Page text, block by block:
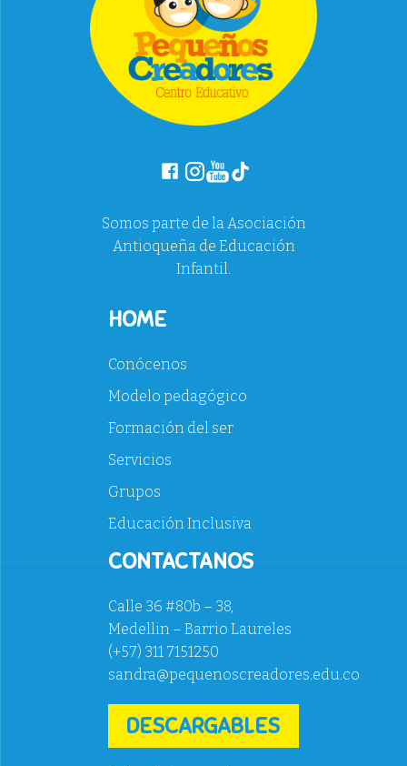
Somos parte de la Asociación
Antioqueña de Educación
Infantil.
HOME
Conócenos
Modelo pedagógico
Formación del ser
Servicios
Grupos
Educación Inclusiva
CONTACTANOS
Calle 36 #80b – 38,
Medellin – Barrio Laureles
(+57) 311 7151250
sandra@pequenoscreadores.edu.co
DESCARGABLES